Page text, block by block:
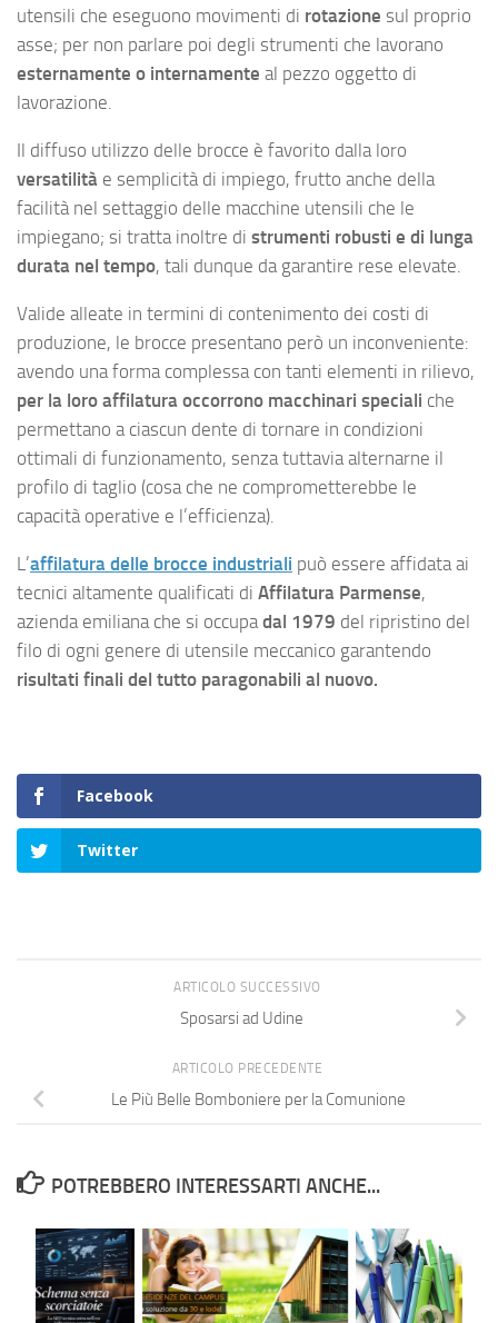
utensili che eseguono movimenti di rotazione sul proprio
asse; per non parlare poi degli strumenti che lavorano
esternamente o internamente al pezzo oggetto di
lavorazione.
Il diffuso utilizzo delle brocce è favorito dalla loro
versatilità e semplicità di impiego, frutto anche della
facilità nel settaggio delle macchine utensili che le
impiegano; si tratta inoltre di strumenti robusti e di lunga
durata nel tempo, tali dunque da garantire rese elevate.
Valide alleate in termini di contenimento dei costi di
produzione, le brocce presentano però un inconveniente:
avendo una forma complessa con tanti elementi in rilievo,
per la loro affilatura occorrono macchinari speciali che
permettano a ciascun dente di tornare in condizioni
ottimali di funzionamento, senza tuttavia alternarne il
profilo di taglio (cosa che ne comprometterebbe le
capacità operative e l’efficienza).
L’affilatura delle brocce industriali può essere affidata ai
tecnici altamente qualificati di Affilatura Parmense,
azienda emiliana che si occupa dal 1979 del ripristino del
filo di ogni genere di utensile meccanico garantendo
risultati finali del tutto paragonabili al nuovo.
Facebook
Twitter
ARTICOLO SUCCESSIVO
Sposarsi ad Udine
ARTICOLO PRECEDENTE
Le Più Belle Bomboniere per la Comunione
POTREBBERO INTERESSARTI ANCHE...